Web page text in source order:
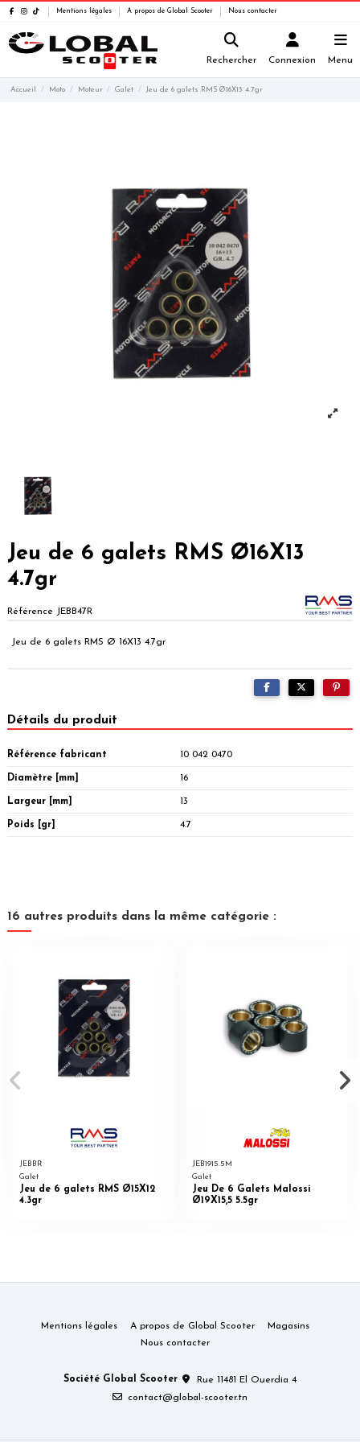
Mentions légales A propos de Global Scooter Nous contacter
Rechercher Connexion Menu
Accueil Moto Moteur Galet Jeu de 6 galets RMS Ø16X13 4.7gr
Jeu de 6 galets RMS Ø16X13
4.7gr
Référence JEBB47R
Jeu de 6 galets RMS Ø 16X13 4.7gr
Détails du produit
Référence fabricant 10 042 0470
Diamètre [mm] 16
Largeur [mm] 13
Poids [gr] 4.7
16 autres produits dans la même catégorie :
JEBBR
Galet
Jeu de 6 galets RMS Ø15X12
4.3gr
JEB1915.5M
Galet
Jeu De 6 Galets Malossi
Ø19X15,5 5.5gr
Mentions légales A propos de Global Scooter
Magasins
Nous contacter
Société Global Scooter
Rue 11481 El Ouerdia 4
contact@global-scooter.tn